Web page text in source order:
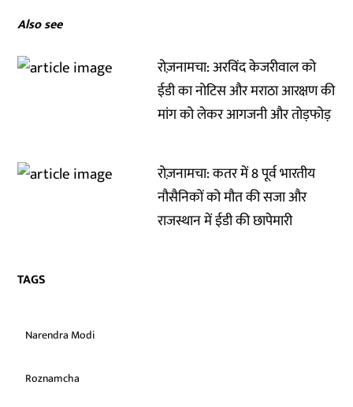
Also see
रोज़नामचा: अरविंद केजरीवाल को
ईडी का नोटिस और मराठा आरक्षण की
मांग को लेकर आगजनी और तोड़फोड़
रोज़नामचा: कतर में 8 पूर्व भारतीय
नौसैनिकों को मौत की सजा और
राजस्थान में ईडी की छापेमारी
TAGS
Narendra Modi
Roznamcha